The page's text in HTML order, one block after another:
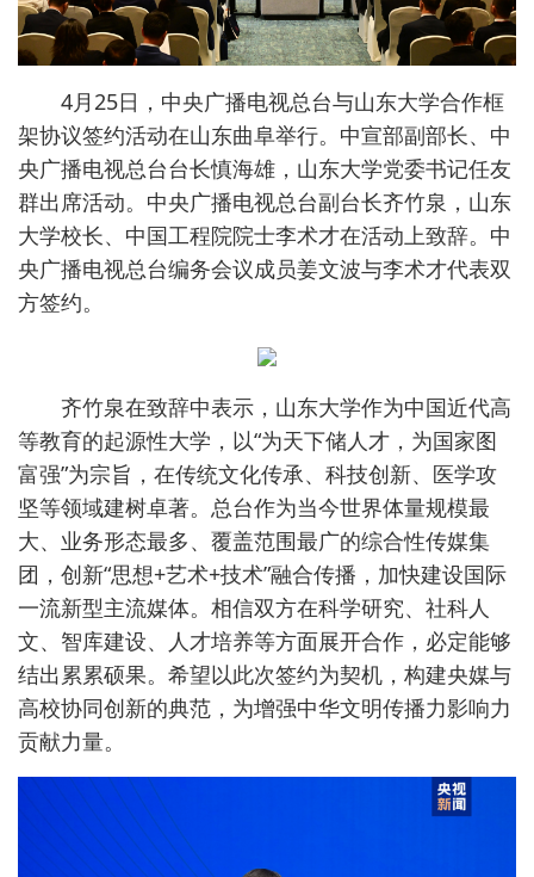
4月25日，中央广播电视总台与山东大学合作框
架协议签约活动在山东曲阜举行。中宣部副部长、中
央广播电视总台台长慎海雄，山东大学党委书记任友
群出席活动。中央广播电视总台副台长齐竹泉，山东
大学校长、中国工程院院士李术才在活动上致辞。中
央广播电视总台编务会议成员姜文波与李术才代表双
方签约。
齐竹泉在致辞中表示，山东大学作为中国近代高
等教育的起源性大学，以“为天下储人才，为国家图
富强”为宗旨，在传统文化传承、科技创新、医学攻
坚等领域建树卓著。总台作为当今世界体量规模最
大、业务形态最多、覆盖范围最广的综合性传媒集
团，创新“思想+艺术+技术”融合传播，加快建设国际
一流新型主流媒体。相信双方在科学研究、社科人
文、智库建设、人才培养等方面展开合作，必定能够
结出累累硕果。希望以此次签约为契机，构建央媒与
高校协同创新的典范，为增强中华文明传播力影响力
贡献力量。